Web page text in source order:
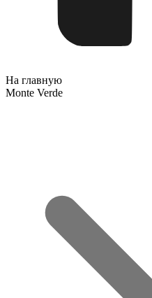
На главную
Monte Verde